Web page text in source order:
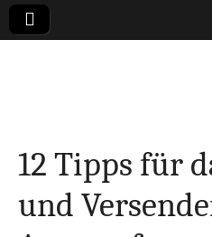
Finanzen,
Marketing-
12 Tipps für
und